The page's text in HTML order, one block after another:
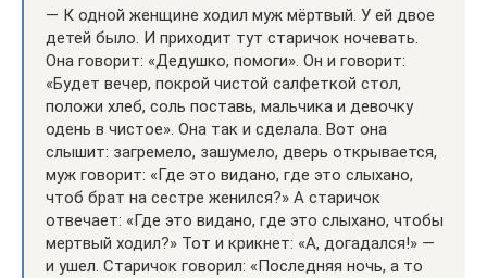
— К одной женщине ходил муж мёртвый. У ей двое
детей было. И приходит тут старичок ночевать.
Она говорит: «Дедушко, помоги». Он и говорит:
«Будет вечер, покрой чистой салфеткой стол,
положи хлеб, соль поставь, мальчика и девочку
одень в чистое». Она так и сделала. Вот она
слышит: загремело, зашумело, дверь открывается,
муж говорит: «Где это видано, где это слыхано,
чтоб брат на сестре женился?» А старичок
отвечает: «Где это видано, где это слыхано, чтобы
мертвый ходил?» Тот и крикнет: «А, догадался!» —
и ушел. Старичок говорил: «Последняя ночь, а то